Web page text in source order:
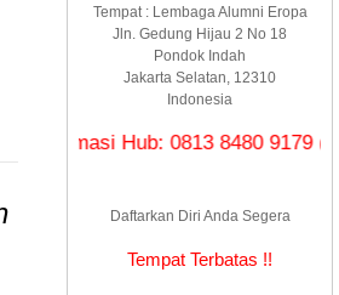
Tempat : Lembaga Alumni Eropa
Jln. Gedung Hijau 2 No 18
Pondok Indah
Jakarta Selatan, 12310
Indonesia
Hub: 0813 8480 9179 (WA & Line)
Daftarkan Diri Anda Segera
Tempat Terbatas !!